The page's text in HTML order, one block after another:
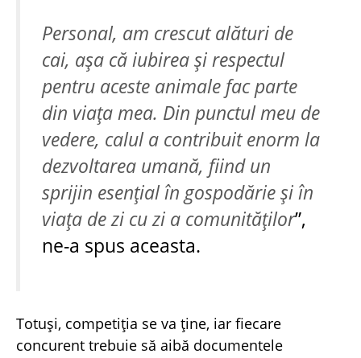
Personal, am crescut alături de
cai, așa că iubirea și respectul
pentru aceste animale fac parte
din viața mea. Din punctul meu de
vedere, calul a contribuit enorm la
dezvoltarea umană, fiind un
sprijin esențial în gospodărie și în
viața de zi cu zi a comunităților”,
ne-a spus aceasta.
Totuși, competiția se va ține, iar fiecare
concurent trebuie să aibă documentele